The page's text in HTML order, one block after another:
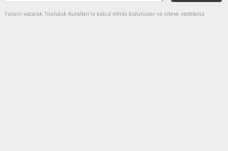
Yorum yazarak Topluluk Kuralları’nı kabul etmiş bulunuyor ve siteye yaptığınız